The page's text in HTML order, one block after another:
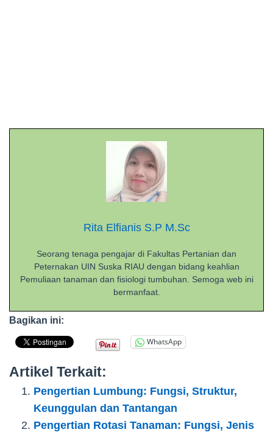
Rita Elfianis S.P M.Sc
Seorang tenaga pengajar di Fakultas Pertanian dan
Peternakan UIN Suska RIAU dengan bidang keahlian
Pemuliaan tanaman dan fisiologi tumbuhan. Semoga web ini
bermanfaat.
Bagikan ini:
WhatsApp
Artikel Terkait:
Pengertian Lumbung: Fungsi, Struktur,
Keunggulan dan Tantangan
Pengertian Rotasi Tanaman: Fungsi, Jenis